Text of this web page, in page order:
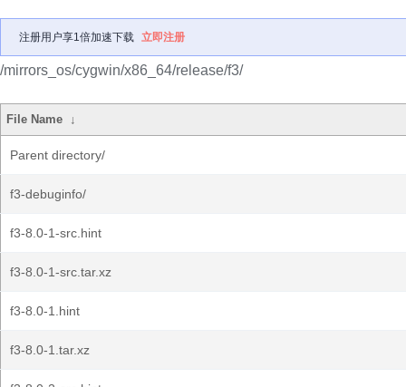
注册用户享1倍加速下载 立即注册
/mirrors_os/cygwin/x86_64/release/f3/
File Name ↓
Parent directory/
f3-debuginfo/
f3-8.0-1-src.hint
f3-8.0-1-src.tar.xz
f3-8.0-1.hint
f3-8.0-1.tar.xz